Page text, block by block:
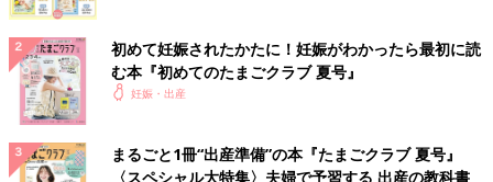
初めて妊娠されたかたに！妊娠がわかったら最初に読
む本『初めてのたまごクラブ 夏号』
妊娠・出産
まるごと1冊“出産準備”の本『たまごクラブ 夏号』
〈スペシャル大特集〉夫婦で予習する 出産の教科書